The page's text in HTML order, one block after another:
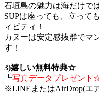
石垣島の魅力は海だけで
SUPは座っても、立って
ィビティ！
カヌーは安定感抜群でマ
す！
3)嬉しい無料特典☆
┗写真データプレゼント
※LINEまたはAirDrop(エ